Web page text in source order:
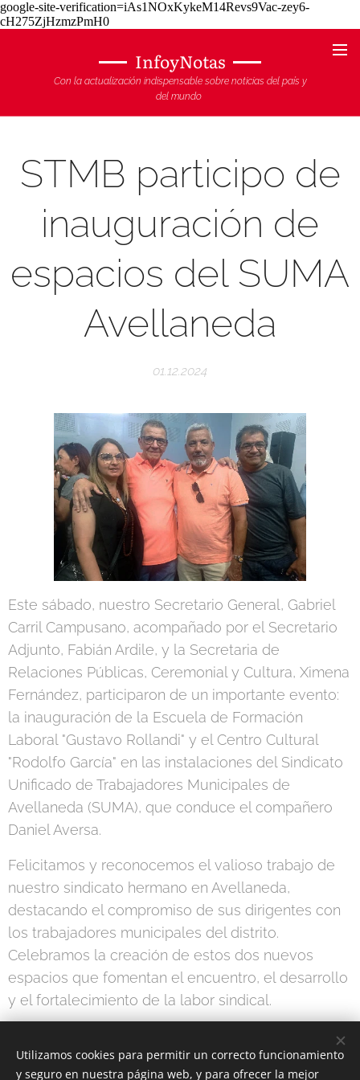
google-site-verification=iAs1NOxKykeM14Revs9Vac-zey6-
cH275ZjHzmzPmH0
InfoyNotas
Con la actualización indispensable sobre noticias del país y
del mundo
STMB participo de
inauguración de
espacios del SUMA
Avellaneda
01.12.2024
Este sábado, nuestro Secretario General, Gabriel
Carril Campusano, acompañado por el Secretario
Adjunto, Fabián Ardile, y la Secretaria de
Relaciones Públicas, Ceremonial y Cultura, Ximena
Fernández, participaron de un importante evento:
la inauguración de la Escuela de Formación
Laboral "Gustavo Rollandi" y el Centro Cultural
"Rodolfo García" en las instalaciones del Sindicato
Unificado de Trabajadores Municipales de
Avellaneda (SUMA), que conduce el compañero
Daniel Aversa.
Felicitamos y reconocemos el valioso trabajo de
nuestro sindicato hermano en Avellaneda,
destacando el compromiso de sus dirigentes con
los trabajadores municipales del distrito.
Celebramos la creación de estos dos nuevos
espacios que fomentan el encuentro, el desarrollo
y el fortalecimiento de la labor sindical.
Share
Utilizamos cookies para permitir un correcto funcionamiento
y seguro en nuestra página web, y para ofrecer la mejor